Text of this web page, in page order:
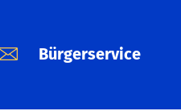
Bürgerservice